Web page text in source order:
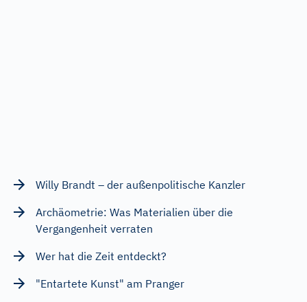
Willy Brandt – der außenpolitische Kanzler
Archäometrie: Was Materialien über die
Vergangenheit verraten
Wer hat die Zeit entdeckt?
"Entartete Kunst" am Pranger